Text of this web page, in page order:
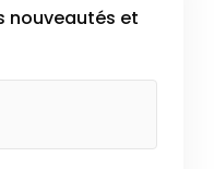
nouveautés et